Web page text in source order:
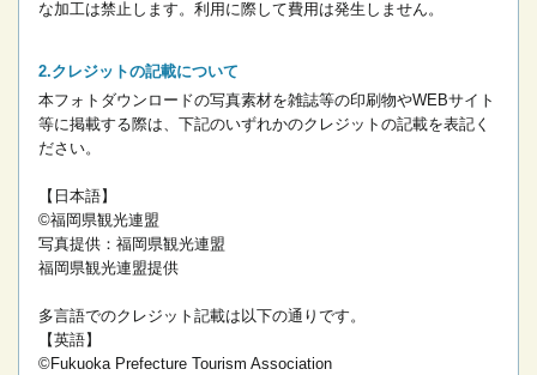
な加工は禁止します。 利用に際して費用は発生しません。
クレジットの記載について
本フォトダウンロードの写真素材を雑誌等の印刷物やWEBサイト
等に掲載する際は、下記のいずれかのクレジットの記載を表記く
ださい。
【日本語】
©福岡県観光連盟
写真提供：福岡県観光連盟
福岡県観光連盟提供
多言語でのクレジット記載は以下の通りです。
【英語】
©Fukuoka Prefecture Tourism Association